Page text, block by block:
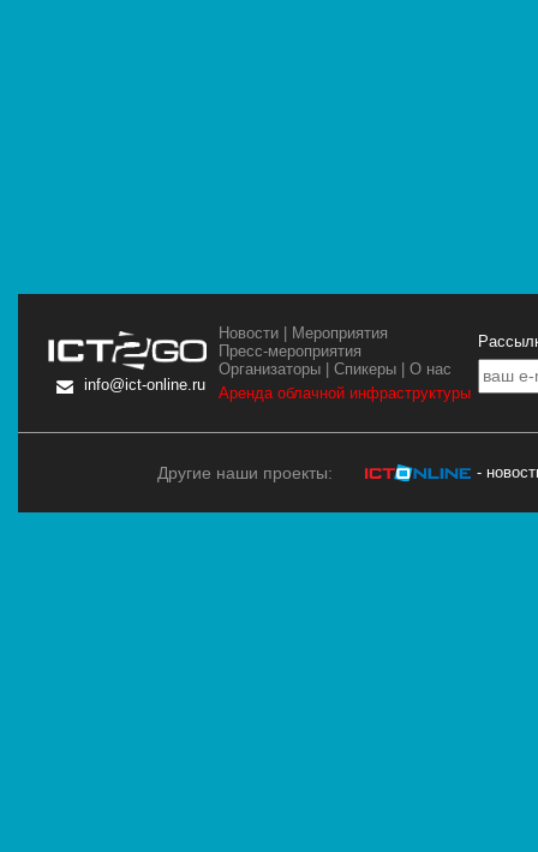
info@ict-online.ru
Новости | Мероприятия
Пресс-мероприятия
Организаторы |Спикеры |О нас
Аренда облачной инфраструктуры
Другие наши проекты: -